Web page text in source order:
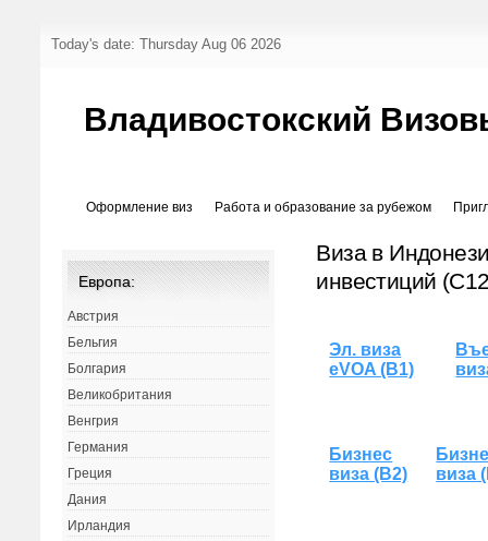
Today's date: Thursday Aug 06 2026
Владивостокский
Оформление виз Работа и образование за рубежом
Виза в
инвестиций
Эл. виза
eVOA (B1)
Бизнес
виза (B2)
виза
Европа:
Австрия
Бельгия
Болгария
Великобритания
Венгрия
Германия
Греция
Дания
Ирландия